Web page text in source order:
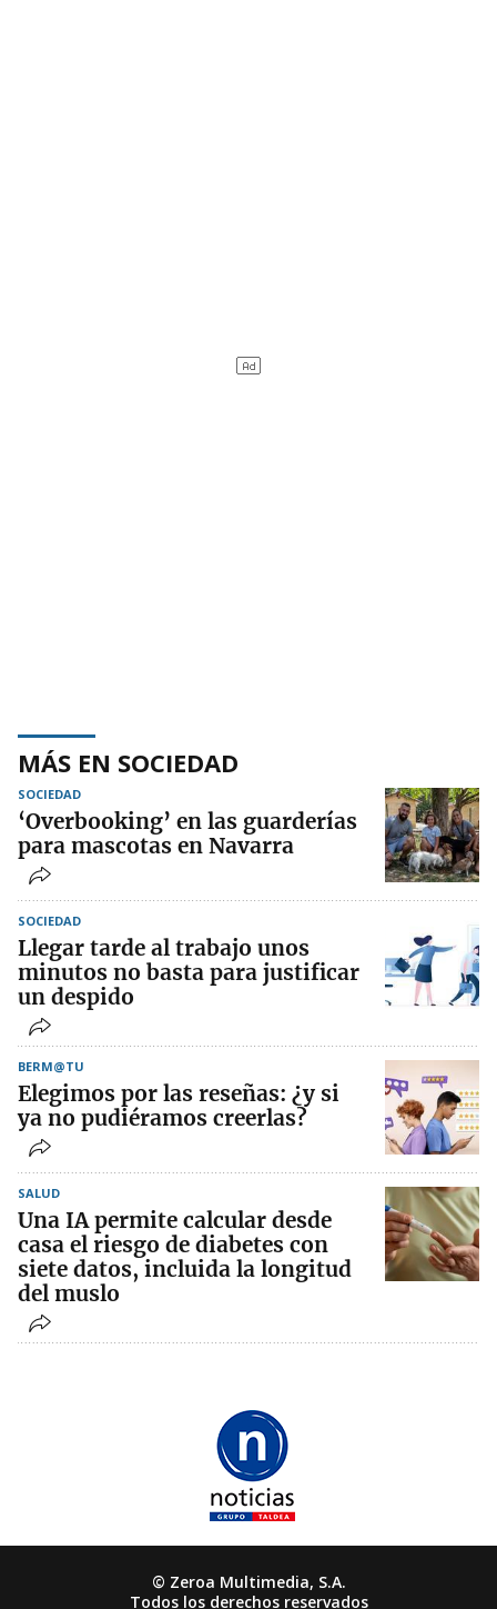
MÁS EN SOCIEDAD
SOCIEDAD
‘Overbooking’ en las guarderías
para mascotas en Navarra
SOCIEDAD
Llegar tarde al trabajo unos
minutos no basta para justificar
un despido
BERM@TU
Elegimos por las reseñas: ¿y si
ya no pudiéramos creerlas?
SALUD
Una IA permite calcular desde
casa el riesgo de diabetes con
siete datos, incluida la longitud
del muslo
© Zeroa Multimedia, S.A.
Todos los derechos reservados